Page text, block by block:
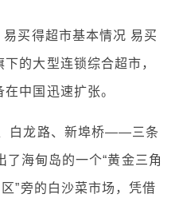
买得超市基本情况 易买
的大型连锁综合超市，
中国迅速扩张。
白龙路、新埠桥——三条
了海甸岛的一个“黄金三角
”旁的白沙菜市场，凭借